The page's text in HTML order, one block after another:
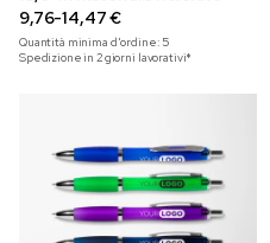
9,76-14,47 €
Quantità minima d'ordine: 5
Spedizione in 2 giorni lavorativi*